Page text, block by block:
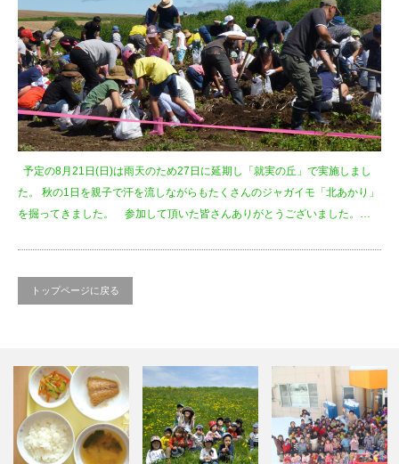
予定の8月21日(日)は雨天のため27日に延期し「就実の丘」で実施しまし
た。 秋の1日を親子で汗を流しながらもたくさんのジャガイモ「北あかり」
を掘ってきました。 参加して頂いた皆さんありがとうございました。…
トップページに戻る